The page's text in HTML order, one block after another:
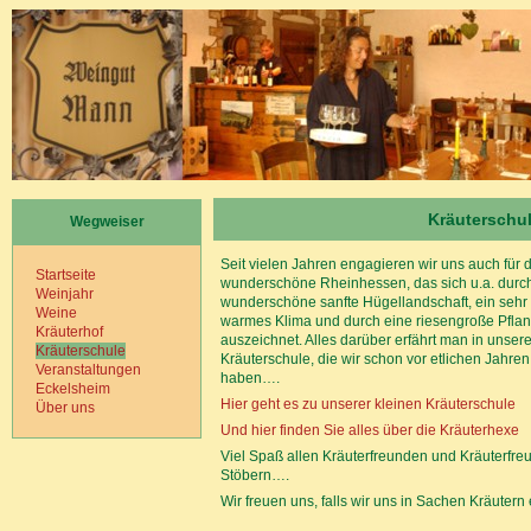
Wegweiser
Startseite
Weinjahr
Weine
Kräuterhof
Kräuterschule
Veranstaltungen
Eckelsheim
Über uns
Seit vielen Jahren engagieren wir uns auch für
wunderschöne Rheinhessen, das sich u.a.
wunderschöne sanfte Hügellandschaft, ein
warmes Klima und durch eine riesengroße
auszeichnet. Alles darüber erfährt man in
Kräuterschule, die wir schon vor etlichen
haben….
Hier geht es zu unserer kleinen Kräuterschule
Und hier finden Sie alles über die Kräuterhexe
Viel Spaß allen Kräuterfreunden und
Stöbern….
Wir freuen uns, falls wir uns in Sachen